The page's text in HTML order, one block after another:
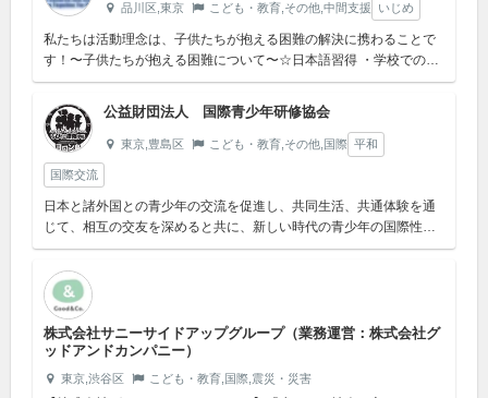
品川区,東京 こども・教育,その他,中間支援 いじめ
私たちは活動理念は、子供たちが抱える困難の解決に携わることで
す！〜子供たちが抱える困難について〜☆日本語習得 ・学校での日
本語指導が不十分（量・質ともに）・学校での日本語学習に追いつ
かない ・家...
公益財団法人 国際青少年研修協会
東京,豊島区 こども・教育,その他,国際 平和
国際交流
日本と諸外国との青少年の交流を促進し、共同生活、共通体験を通
じて、相互の交友を深めると共に、新しい時代の青少年の国際性の
涵養に資することを目的としています。青少年活動のリーダー育成
にも力を入れ、...
株式会社サニーサイドアップグループ（業務運営：株式会社グ
ッドアンドカンパニー）
東京,渋谷区 こども・教育,国際,震災・災害